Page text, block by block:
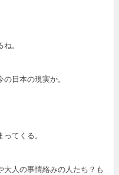
。
日本の現実か。
てくる。
人の事情絡みの人たち？も